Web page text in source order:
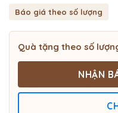
Báo giá theo số lượng
Quà tặng theo số
NHẬN